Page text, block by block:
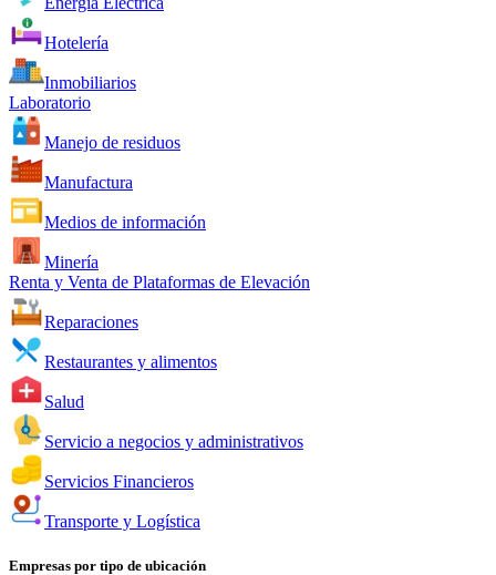
Hotelería
Inmobiliarios
Laboratorio
Manejo de residuos
Manufactura
Medios de información
Minería
Renta y Venta de Plataformas de Elevación
Reparaciones
Restaurantes y alimentos
Salud
Servicio a negocios y administrativos
Servicios Financieros
Transporte y Logística
Empresas por tipo de ubicación